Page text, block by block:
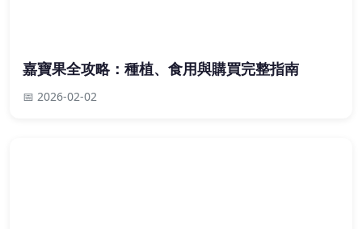
嘉寶果全攻略：種植、食用與購買完整指南
📅 2026-02-02